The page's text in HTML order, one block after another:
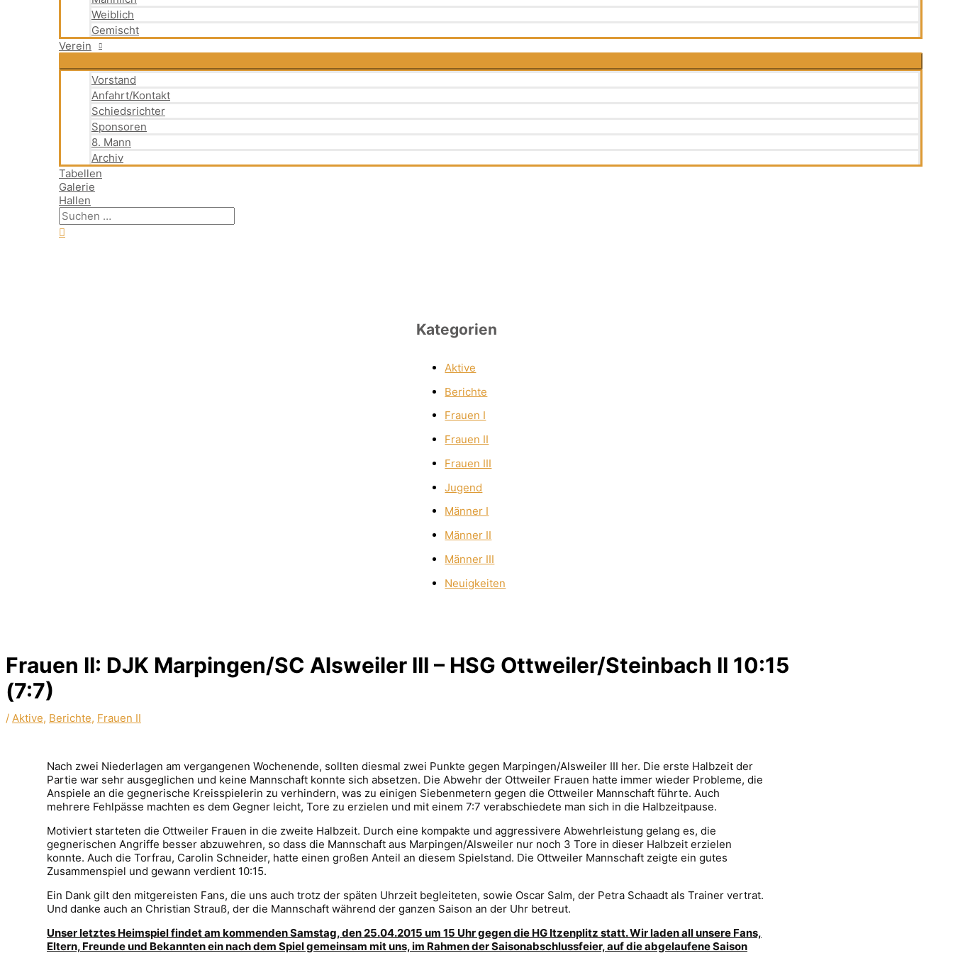
Weiblich
Gemischt
Verein
Vorstand
Anfahrt/Kontakt
Schiedsrichter
Sponsoren
8. Mann
Archiv
Tabellen
Galerie
Hallen
Kategorien
Aktive
Berichte
Frauen I
Frauen II
Frauen III
Jugend
Männer I
Männer II
Männer III
Neuigkeiten
Frauen II: DJK Marpingen/SC Alsweiler III – HSG Ottweiler/Steinbach II 10:15
(7:7)
/ Aktive, Berichte, Frauen II
Nach zwei Niederlagen am vergangenen Wochenende, sollten diesmal zwei Punkte gegen Marpingen/Alsweiler III her. Die erste Halbzeit der
Partie war sehr ausgeglichen und keine Mannschaft konnte sich absetzen. Die Abwehr der Ottweiler Frauen hatte immer wieder Probleme, die
Anspiele an die gegnerische Kreisspielerin zu verhindern, was zu einigen Siebenmetern gegen die Ottweiler Mannschaft führte. Auch
mehrere Fehlpässe machten es dem Gegner leicht, Tore zu erzielen und mit einem 7:7 verabschiedete man sich in die Halbzeitpause.
Motiviert starteten die Ottweiler Frauen in die zweite Halbzeit. Durch eine kompakte und aggressivere Abwehrleistung gelang es, die
gegnerischen Angriffe besser abzuwehren, so dass die Mannschaft aus Marpingen/Alsweiler nur noch 3 Tore in dieser Halbzeit erzielen
konnte. Auch die Torfrau, Carolin Schneider, hatte einen großen Anteil an diesem Spielstand. Die Ottweiler Mannschaft zeigte ein gutes
Zusammenspiel und gewann verdient 10:15.
Ein Dank gilt den mitgereisten Fans, die uns auch trotz der späten Uhrzeit begleiteten, sowie Oscar Salm, der Petra Schaadt als Trainer vertrat.
Und danke auch an Christian Strauß, der die Mannschaft während der ganzen Saison an der Uhr betreut.
Unser letztes Heimspiel findet am kommenden Samstag, den 25.04.2015 um 15 Uhr gegen die HG Itzenplitz statt. Wir laden all unsere Fans,
Eltern, Freunde und Bekannten ein nach dem Spiel gemeinsam mit uns, im Rahmen der Saisonabschlussfeier, auf die abgelaufene Saison